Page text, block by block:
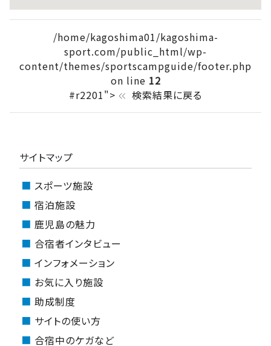
/home/kagoshima01/kagoshima-
sport.com/public_html/wp-
content/themes/sportscampguide/footer.php
on line 12
#r2201"> keyboard_double_arrow_left 検索結果に戻る
サイトマップ
スポーツ施設
宿泊施設
鹿児島の魅力
合宿者インタビュー
インフォメーション
お気に入り施設
助成制度
サイトの使い方
合宿中のケガなど